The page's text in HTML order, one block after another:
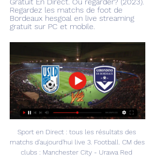
Regardez les matchs de foot de
Bordeaux hesgoal en live streaming
gratuit sur PC et mobile.
Sport en Direct : tous les résultats des
matchs d'aujourd'hui live 3. Football. CM des
clubs : Manchester City - Urawa Red